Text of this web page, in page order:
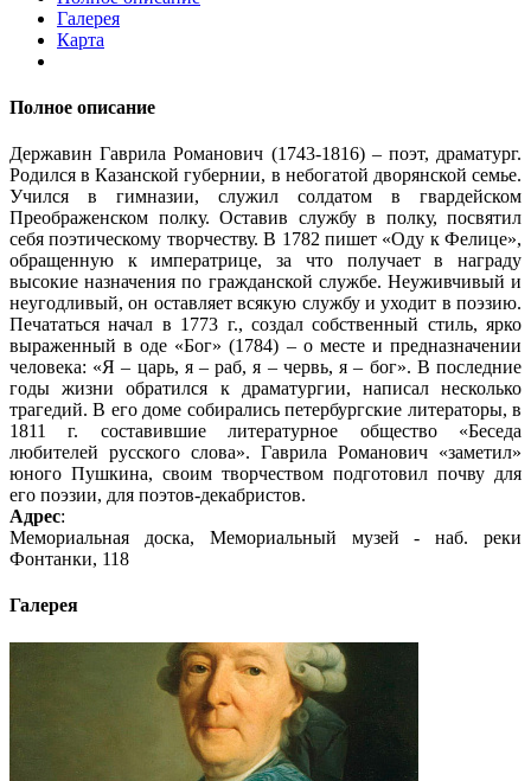
Галерея
Карта
Полное описание
Державин Гаврила Романович (1743-1816) – поэт, драматург.
Родился в Казанской губернии, в небогатой дворянской семье.
Учился в гимназии, служил солдатом в гвардейском
Преображенском полку. Оставив службу в полку, посвятил
себя поэтическому творчеству. В 1782 пишет «Оду к Фелице»,
обращенную к императрице, за что получает в награду
высокие назначения по гражданской службе. Неуживчивый и
неугодливый, он оставляет всякую службу и уходит в поэзию.
Печататься начал в 1773 г., создал собственный стиль, ярко
выраженный в оде «Бог» (1784) – о месте и предназначении
человека: «Я – царь, я – раб, я – червь, я – бог». В последние
годы жизни обратился к драматургии, написал несколько
трагедий. В его доме собирались петербургские литераторы, в
1811 г. составившие литературное общество «Беседа
любителей русского слова». Гаврила Романович «заметил»
юного Пушкина, своим творчеством подготовил почву для
его поэзии, для поэтов-декабристов.
Адрес:
Мемориальная доска, Мемориальный музей - наб. реки
Фонтанки, 118
Галерея